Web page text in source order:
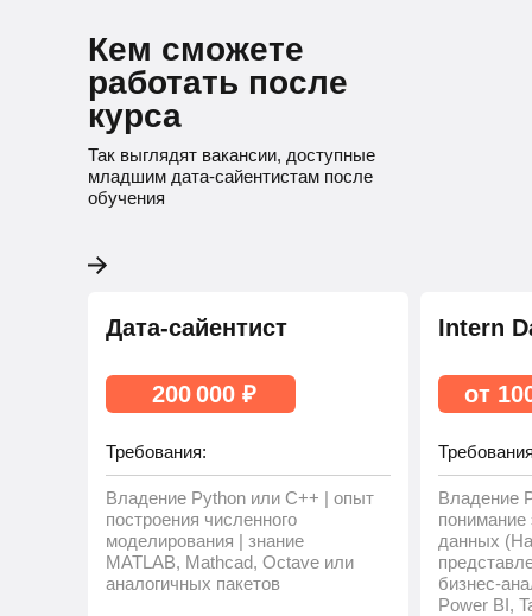
Кем сможете
работать после
курса
Так выглядят вакансии, доступные
младшим дата-сайентистам после
обучения
Дата-сайентист
Требования:
Владение Python или C++ | опыт
построения численного
моделирования | знание
MATLAB, Mathcad, Octave или
аналогичных пакетов
200 000 ₽
Intern
Владение
данных
бизнес-
Power BI,
от